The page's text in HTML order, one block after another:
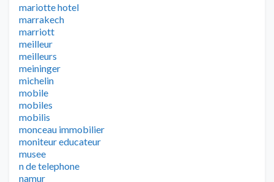
mariotte hotel
marrakech
marriott
meilleur
meilleurs
meininger
michelin
mobile
mobiles
mobilis
monceau immobilier
moniteur educateur
musee
n de telephone
namur